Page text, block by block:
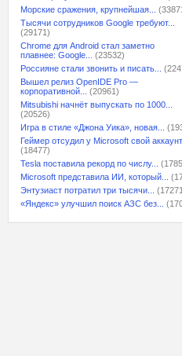
Морские сражения, крупнейшая...
Тысячи сотрудников Google требуют...
(29171)
Chrome для Android стал заметно
плавнее: Google...
(23532)
Россияне стали звонить и писать...
Вышел релиз OpenIDE Pro —
корпоративной...
(20961)
Mitsubishi начнёт выпускать по 1000...
(20526)
Игра в стиле «Джона Уика», новая...
Геймер отсудил у Microsoft свой
(18477)
Tesla поставила рекорд по числу...
Microsoft представила ИИ, который...
Энтузиаст потратил три тысячи...
«Яндекс» улучшил поиск АЗС без...